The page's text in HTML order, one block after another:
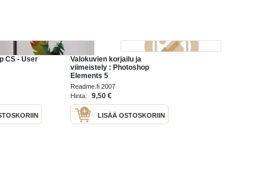
CS - User
Valokuvien korjailu ja
viimeistely : Photoshop
Elements 5
Readme.fi 2007
Hinta:
9,50 €
LISÄÄ OSTOSKORIIN